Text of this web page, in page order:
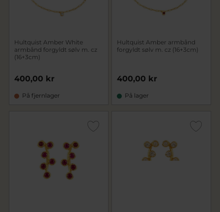
Hultquist Amber White
armbånd forgyldt sølv m. cz
(16+3cm)
400,00 kr
På fjernlager
Hultquist Amber armbånd
forgyldt sølv m. cz (16+3cm)
400,00 kr
På lager